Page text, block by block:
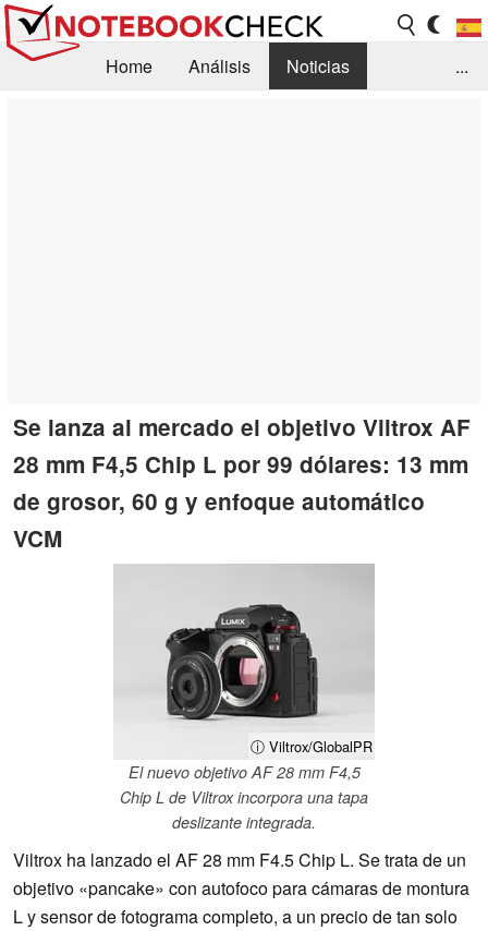
Home Análisis
Noticias
...
Se lanza al mercado el objetivo Viltrox AF
28 mm F4,5 Chip L por 99 dólares: 13 mm
de grosor, 60 g y enfoque automático
VCM
ⓘ Viltrox/GlobalPR
El nuevo objetivo AF 28 mm F4,5
Chip L de Viltrox incorpora una tapa
deslizante integrada.
Viltrox ha lanzado el AF 28 mm F4.5 Chip L. Se trata de un
objetivo «pancake» con autofoco para cámaras de montura
L y sensor de fotograma completo, a un precio de tan solo